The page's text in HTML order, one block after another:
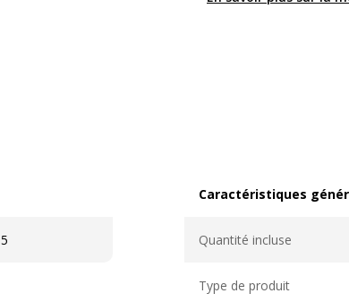
5
Caractéristiques
Quantité incluse
Type de produit